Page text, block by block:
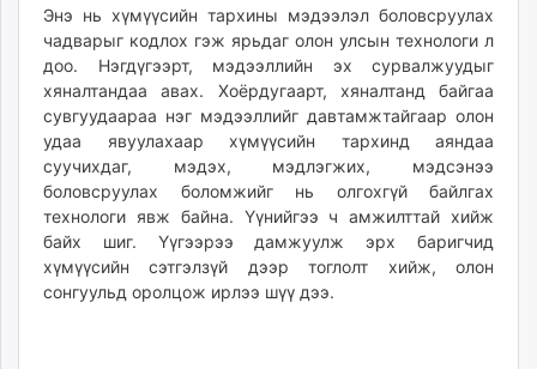
Энэ нь хүмүүсийн тархины мэдээлэл боловсруулах
чадварыг кодлох гэж ярьдаг олон улсын технологи л
доо. Нэгдүгээрт, мэдээллийн эх сурвалжуудыг
хяналтандаа авах. Хоёрдугаарт, хяналтанд байгаа
сувгуудаараа нэг мэдээллийг давтамжтайгаар олон
удаа явуулахаар хүмүүсийн тархинд аяндаа
суучихдаг, мэдэх, мэдлэгжих, мэдсэнээ
боловсруулах боломжийг нь олгохгүй байлгах
технологи явж байна. Үүнийгээ ч амжилттай хийж
байх шиг. Үүгээрээ дамжуулж эрх баригчид
хүмүүсийн сэтгэлзүй дээр тоглолт хийж, олон
сонгуульд оролцож ирлээ шүү дээ.